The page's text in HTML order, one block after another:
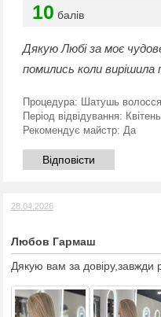
10 балів
Дякую Любі за моє
помились коли вирішила
Процедура: Шатушь волосся
Період відвідування:
Рекомендує майстр: Да
Відповісти
28.04.2026
Любов Гармаш
Дякую вам за довіру,завжди